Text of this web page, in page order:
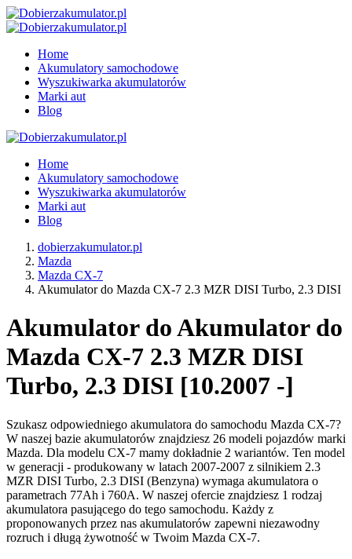
Home
Akumulatory samochodowe
Wyszukiwarka akumulatorów
Marki aut
Blog
Home
Akumulatory samochodowe
Wyszukiwarka akumulatorów
Marki aut
Blog
dobierzakumulator.pl
Mazda
Mazda CX-7
Akumulator do Mazda CX-7 2.3 MZR DISI Turbo, 2.3 DISI
Akumulator do Akumulator do
Mazda CX-7 2.3 MZR DISI
Turbo, 2.3 DISI [10.2007 -]
Szukasz odpowiedniego akumulatora do samochodu Mazda CX-7?
W naszej bazie akumulatorów znajdziesz 26 modeli pojazdów marki
Mazda. Dla modelu CX-7 mamy dokładnie 2 wariantów. Ten model
w generacji - produkowany w latach 2007-2007 z silnikiem 2.3
MZR DISI Turbo, 2.3 DISI (Benzyna) wymaga akumulatora o
parametrach 77Ah i 760A. W naszej ofercie znajdziesz 1 rodzaj
akumulatora pasującego do tego samochodu. Każdy z
proponowanych przez nas akumulatorów zapewni niezawodny
rozruch i długą żywotność w Twoim Mazda CX-7.